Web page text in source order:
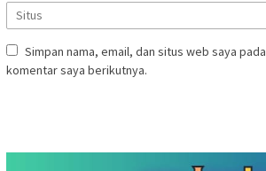
Simpan nama, email, dan situs web saya
komentar saya berikutnya.